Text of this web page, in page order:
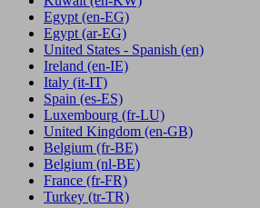
Egypt (en-EG)
Egypt (ar-EG)
United States - Spanish (en)
Ireland (en-IE)
Italy (it-IT)
Spain (es-ES)
Luxembourg (fr-LU)
United Kingdom (en-GB)
Belgium (fr-BE)
Belgium (nl-BE)
France (fr-FR)
Turkey (tr-TR)